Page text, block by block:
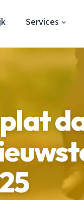
Services